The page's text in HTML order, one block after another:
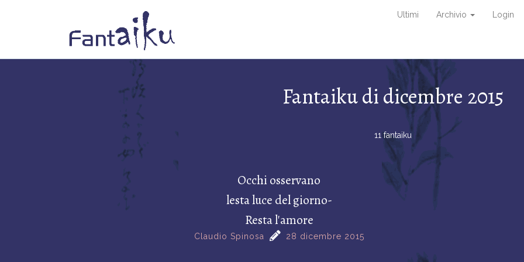
Ultimi Archivio Login
Fantaiku di dicembre 2015
11 fantaiku
Occhi osservano
lesta luce del giorno-
Resta l'amore
Claudio Spinosa 28 dicembre 2015